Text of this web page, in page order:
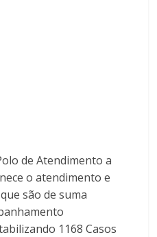
de Atendimento a
o atendimento e
são de suma
1168 Casos